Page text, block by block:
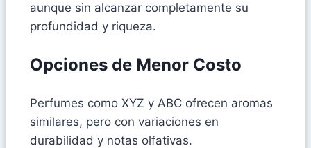
aunque sin alcanzar completamente su
profundidad y riqueza.
Opciones de Menor Costo
Perfumes como XYZ y ABC ofrecen aromas
similares, pero con variaciones en
durabilidad y notas olfativas.